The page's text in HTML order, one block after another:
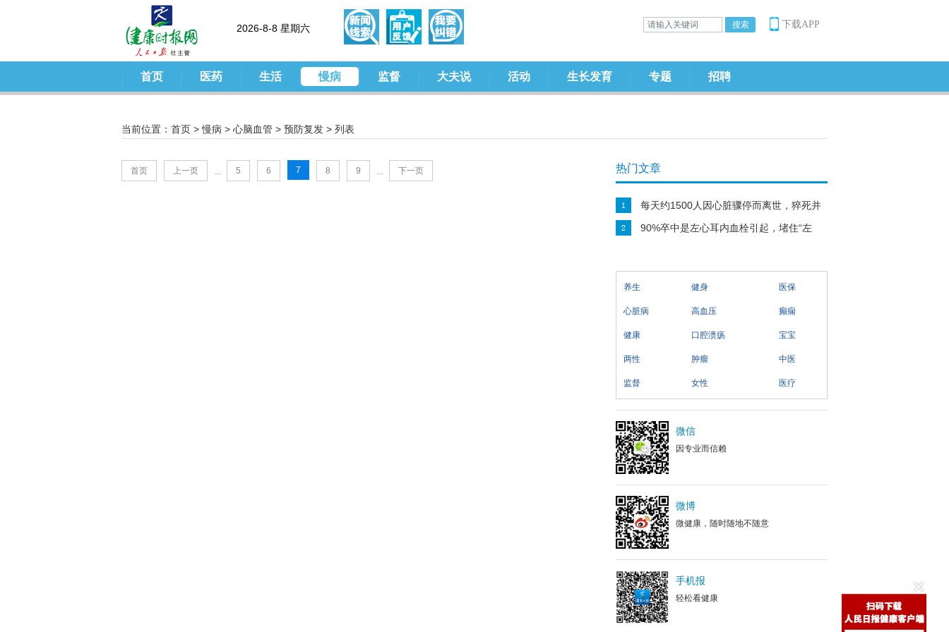
2026-8-8 星期六 下载APP
首页 医药 生活 慢病 监督 大夫说 活动 生长发育 专题 招聘
当前位置： 首页 > 慢病 > 心脑血管 > 预防复发 > 列表
首页 上一页 ... 5 6 7 8 9 ... 下一页 热门文章
每天约1500人因心脏骤停而离世，猝死并
90%卒中是左心耳内血栓引起，堵住“左
养生 健身 医保
心脏病 高血压 癫痫
健康 口腔溃疡 宝宝
两性 肿瘤 中医
监督 女性 医疗
微信
因专业而信赖
微博
微健康，随时随地不随意
手机报
轻松看健康